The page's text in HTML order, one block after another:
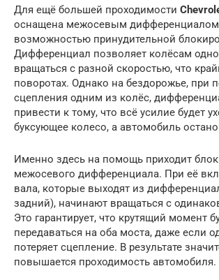
Для ещё большей проходимости
оснащена межосевым
возможностью принудительной
Дифференциал позволяет колёсам
вращаться с разной скоростью, что
поворотах. Однако на бездорожье, при
сцепления одним из колёс,
привести к тому, что всё усилие будет
буксующее колесо, а автомобиль
Именно здесь на помощь приходит
межосевого дифференциала. При её
вала, которые выходят из
задний), начинают вращаться с
Это гарантирует, что крутящий момент
передаваться на оба моста, даже если
потеряет сцепление. В результате
повышается проходимость автомобиля.